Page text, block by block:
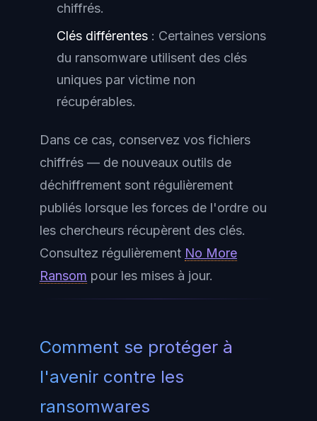
chiffrés.
Clés différentes : Certaines versions
du ransomware utilisent des clés
uniques par victime non
récupérables.
Dans ce cas, conservez vos fichiers
chiffrés — de nouveaux outils de
déchiffrement sont régulièrement
publiés lorsque les forces de l'ordre ou
les chercheurs récupèrent des clés.
Consultez régulièrement No More
Ransom pour les mises à jour.
Comment se protéger à
l'avenir contre les
ransomwares